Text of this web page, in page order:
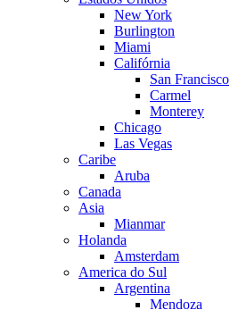
New York
Burlington
Miami
Califórnia
San Francisco
Carmel
Monterey
Chicago
Las Vegas
Caribe
Aruba
Canada
Asia
Mianmar
Holanda
Amsterdam
America do Sul
Argentina
Mendoza